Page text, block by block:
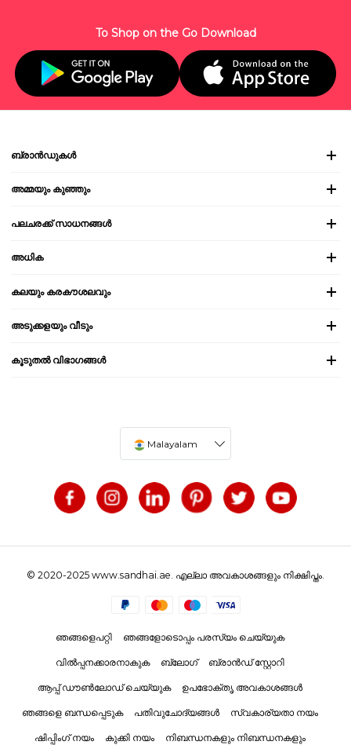
To Shop on the Go Download
ബ്രാൻഡുകൾ
അമ്മയും കുഞ്ഞും
പലചരക്ക് സാധനങ്ങൾ
അധിക
കലയും കരകൗശലവും
അടുക്കളയും വീടും
കൂടുതൽ വിഭാഗങ്ങൾ
Malayalam
© 2020-2025 www.sandhai.ae. എല്ലാ അവകാശങ്ങളും നിക്ഷിപ്തം.
ഞങ്ങളെപറ്റി ഞങ്ങളോടൊപ്പം പരസ്യം ചെയ്യുക
വിൽപ്പനക്കാരനാകുക ബ്ലോഗ് ബ്രാൻഡ് സ്റ്റോറി
ആപ്പ് ഡൗൺലോഡ് ചെയ്യുക ഉപഭോക്തൃ അവകാശങ്ങൾ
ഞങ്ങളെ ബന്ധപ്പെടുക പതിവുചോദ്യങ്ങൾ സ്വകാര്യതാ നയം
ഷിപ്പിംഗ് നയം കുക്കി നയം നിബന്ധനകളും നിബന്ധനകളും